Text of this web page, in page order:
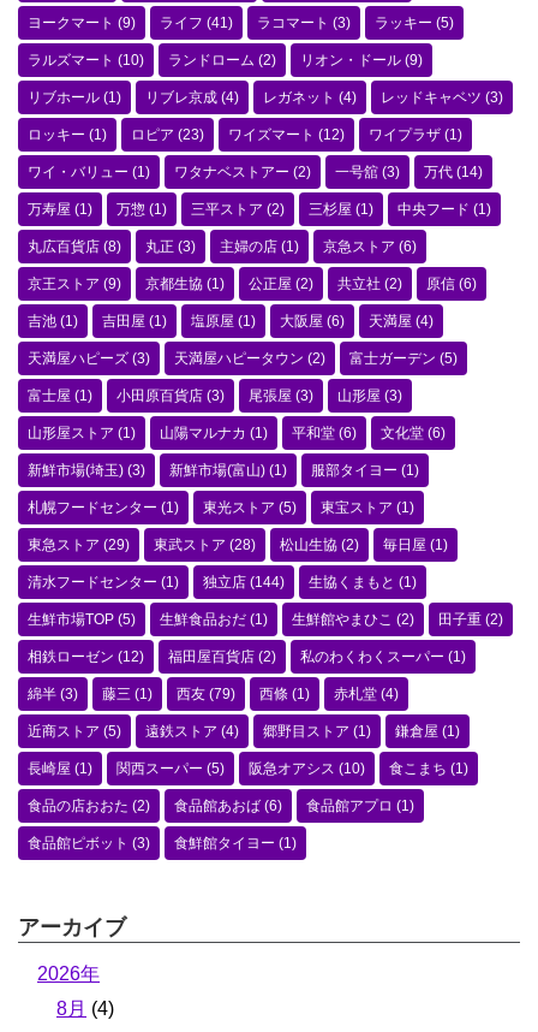
ヨークマート (9) ライフ (41) ラコマート (3) ラッキー (5)
ラルズマート (10) ランドローム (2) リオン・ドール (9)
リブホール (1) リブレ京成 (4) レガネット (4) レッドキャベツ (3)
ロッキー (1) ロピア (23) ワイズマート (12) ワイプラザ (1)
ワイ・バリュー (1) ワタナベストアー (2) 一号舘 (3) 万代 (14)
万寿屋 (1) 万惣 (1) 三平ストア (2) 三杉屋 (1) 中央フード (1)
丸広百貨店 (8) 丸正 (3) 主婦の店 (1) 京急ストア (6)
京王ストア (9) 京都生協 (1) 公正屋 (2) 共立社 (2) 原信 (6)
吉池 (1) 吉田屋 (1) 塩原屋 (1) 大阪屋 (6) 天満屋 (4)
天満屋ハピーズ (3) 天満屋ハピータウン (2) 富士ガーデン (5)
富士屋 (1) 小田原百貨店 (3) 尾張屋 (3) 山形屋 (3)
山形屋ストア (1) 山陽マルナカ (1) 平和堂 (6) 文化堂 (6)
新鮮市場(埼玉) (3) 新鮮市場(富山) (1) 服部タイヨー (1)
札幌フードセンター (1) 東光ストア (5) 東宝ストア (1)
東急ストア (29) 東武ストア (28) 松山生協 (2) 毎日屋 (1)
清水フードセンター (1) 独立店 (144) 生協くまもと (1)
生鮮市場TOP (5) 生鮮食品おだ (1) 生鮮館やまひこ (2) 田子重 (2)
相鉄ローゼン (12) 福田屋百貨店 (2) 私のわくわくスーパー (1)
綿半 (3) 藤三 (1) 西友 (79) 西條 (1) 赤札堂 (4)
近商ストア (5) 遠鉄ストア (4) 郷野目ストア (1) 鎌倉屋 (1)
長崎屋 (1) 関西スーパー (5) 阪急オアシス (10) 食こまち (1)
食品の店おおた (2) 食品館あおば (6) 食品館アプロ (1)
食品館ピボット (3) 食鮮館タイヨー (1)
アーカイブ
2026年
8月 (4)